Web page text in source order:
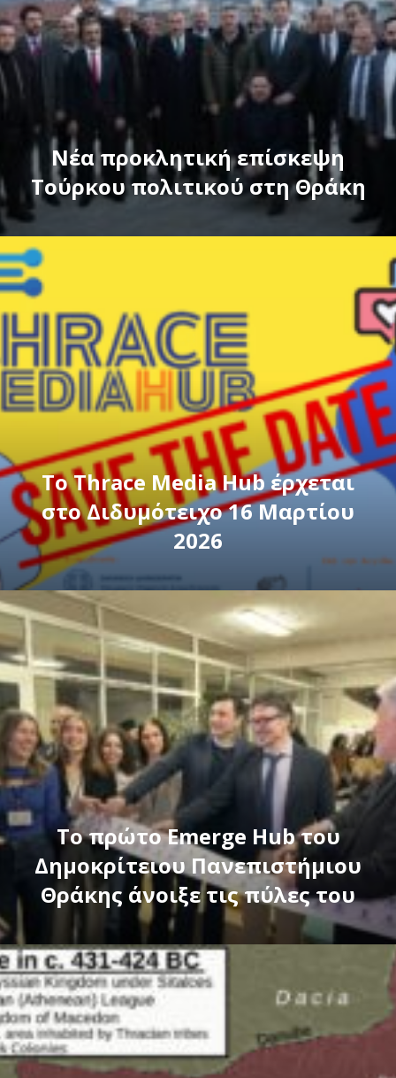
Νέα προκλητική επίσκεψη
Τούρκου πολιτικού στη Θράκη
Το Thrace Media Hub έρχεται
στο Διδυμότειχο 16 Μαρτίου
2026
Το πρώτο Emerge Hub του
Δημοκρίτειου Πανεπιστήμιου
Θράκης άνοιξε τις πύλες του